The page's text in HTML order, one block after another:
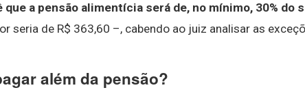
que a pensão alimentícia será de, no mínimo, 30% do
seria de R$ 363,60 –, cabendo ao juiz analisar as
além da pensão?